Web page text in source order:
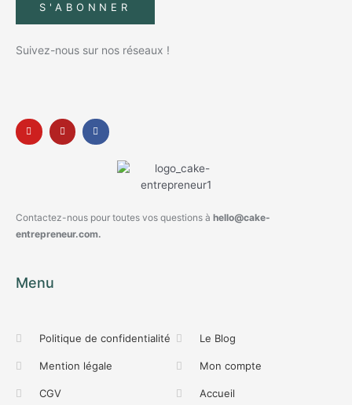
S'ABONNER
Suivez-nous sur nos réseaux !
Contactez-nous pour toutes vos questions à hello@cake-
entrepreneur.com.
Menu
Politique de confidentialité
Mention légale
CGV
Le Blog
Mon compte
Accueil